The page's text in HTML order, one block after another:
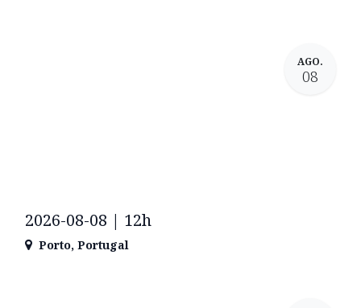
AGO.
08
2026-08-08 | 12h
Porto, Portugal